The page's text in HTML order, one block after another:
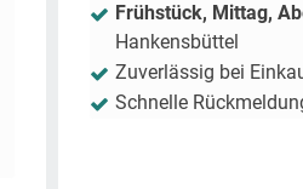
Frühstück, Mittag,
Hankensbüttel
Zuverlässig bei
Schnelle